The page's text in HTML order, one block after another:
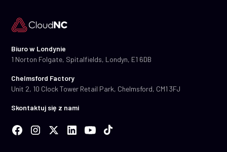
Biuro w Londynie
1 Norton Folgate, Spitalfields, Londyn, E1 6DB
Chelmsford Factory
Unit 2, 10 Clock Tower Retail Park, Chelmsford, CM1 3FJ
Skontaktuj się z nami